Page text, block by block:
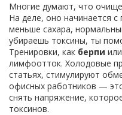
Многие думают, что
На деле, оно начинается
меньше сахара,
убираешь токсины, ты
Тренировки, как берпи или
лимфоотток. Холодовые
статьях, стимулируют
офисных работников —
снять напряжение,
токсинов.